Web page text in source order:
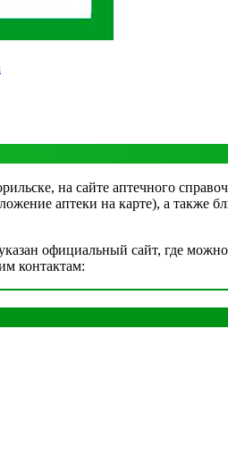
на сайте аптечного
аптеки на карте), а также
официальный сайт, где
контактам: